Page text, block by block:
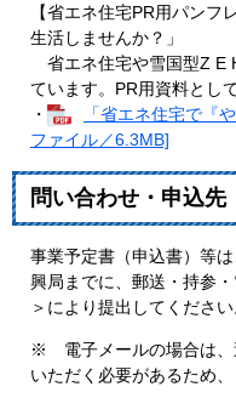
【省エネ住宅PR用パンフ
生活しませんか？」
省エネ住宅や雪国型Z E
ています。PR用資料とし
・
「省エネ住宅で『
ファイル／6.3MB]
問い合わせ・申込先
事業予定書（申込書）等
興局までに、郵送・持参・
＞ により提出してください
※ 電子メールの場合は、
いただく必要があるため、